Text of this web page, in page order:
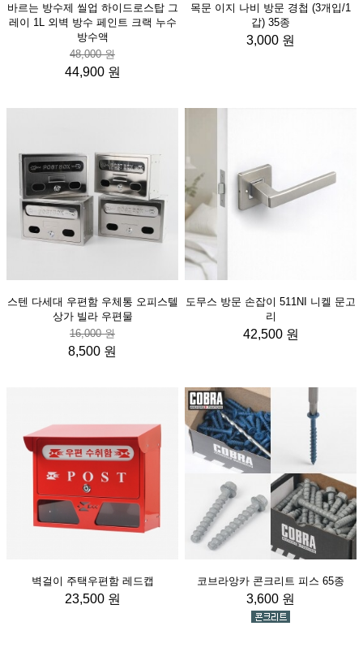
바르는 방수제 씰업 하이드로스탑 그
레이 1L 외벽 방수 페인트 크랙 누수
방수액
48,000 원
44,900 원
목문 이지 나비 방문 경첩 (3개입/1
갑) 35종
3,000 원
스텐 다세대 우편함 우체통 오피스텔
상가 빌라 우편물
16,000 원
8,500 원
도무스 방문 손잡이 511NI 니켈 문고
리
42,500 원
벽걸이 주택우편함 레드캡
23,500 원
코브라앙카 콘크리트 피스 65종
3,600 원